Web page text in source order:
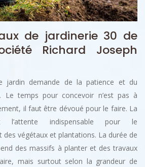
de jardinerie 30 de
Richard Joseph
jardin demande de la patience et du
Le temps pour concevoir n’est pas à
il faut être dévoué pour le faire. La
l’attente indispensable pour le
des végétaux et plantations. La durée de
des massifs à planter et des travaux
mais surtout selon la grandeur de